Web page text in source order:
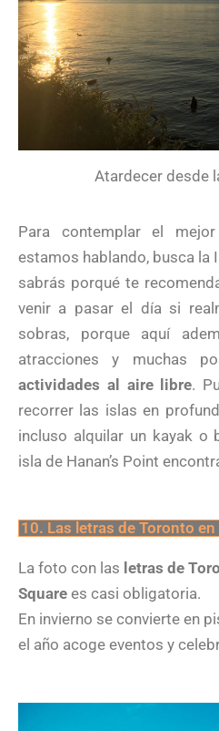
Atardecer desde
Para contemplar el
estamos hablando, busca la
sabrás porqué te
venir a pasar el día si
sobras, porque aquí
atracciones y muchas
actividades al aire libre.
recorrer las islas en
incluso alquilar un kayak o
isla de Hanan’s Point
10. Las letras de Toronto
La foto con las letras de
Square es casi obligatoria.
En invierno se convierte en
el año acoge eventos y